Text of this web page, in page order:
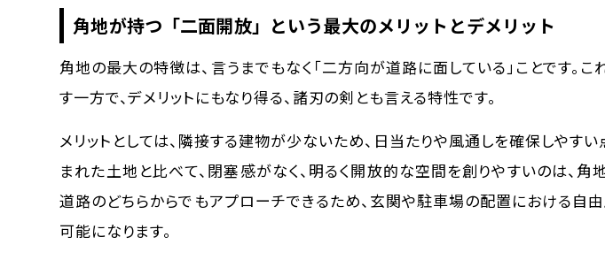
角地が持つ「二面開放」という最大のメリットとデメリット
角地の最大の特徴は、言うまでもなく 「二方向が道路に面している」 ことです。
す一方で、デメリットにもなり得る、諸刃の剣とも言える特性です。
メリットとしては、隣接する建物が少ないため、日当たりや風通しを確保しやす
まれた土地と比べて、閉塞感がなく、明るく開放的な空間を創りやすいのは、角
道路のどちらからでもアプローチできるため、玄関や駐車場の配置における自
可能になります。